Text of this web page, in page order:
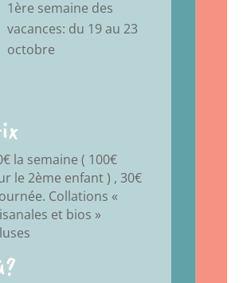
1ère semaine des
vacances: du 19 au 23
octobre
la semaine ( 100€
le 2ème enfant ) , 30€
Collations «
et bios »